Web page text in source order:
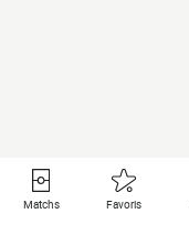
Matchs Favoris